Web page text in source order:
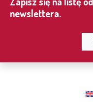
newslettera.